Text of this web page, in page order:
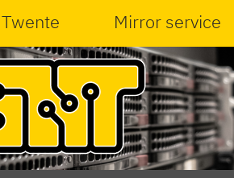
Mirror service